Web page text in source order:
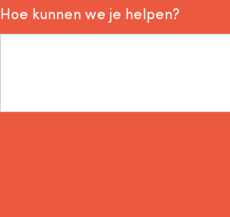
Hoe kunnen we je helpen?